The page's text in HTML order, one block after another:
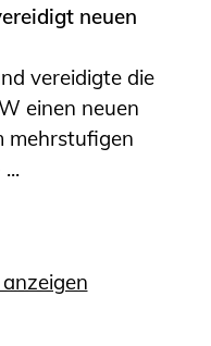
neuen
vereidigte die
einen neuen
mehrstufigen